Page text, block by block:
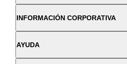
INFORMACIÓN CORPORATIVA
AYUDA